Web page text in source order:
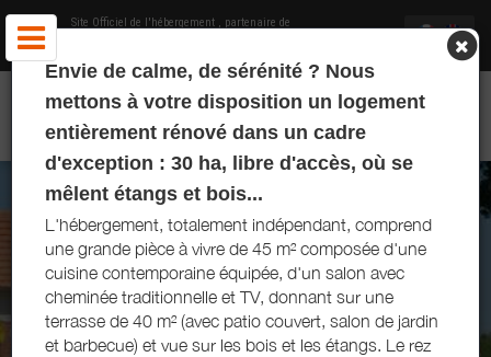
Site Officiel de l'hébergement , partenaire de
GÎTE DE LA MORINIÈRE - JOUY-LE-POTIER - PORTES DE
SOLOGNE
Envie de calme, de sérénité ? Nous
mettons à votre disposition un logement
entièrement rénové dans un cadre
d'exception : 30 ha, libre d'accès, où se
mêlent étangs et bois...
L'hébergement, totalement indépendant, comprend
une grande pièce à vivre de 45 m² composée d'une
cuisine contemporaine équipée, d'un salon avec
cheminée traditionnelle et TV, donnant sur une
terrasse de 40 m² (avec patio couvert, salon de jardin
et barbecue) et vue sur les bois et les étangs. Le rez